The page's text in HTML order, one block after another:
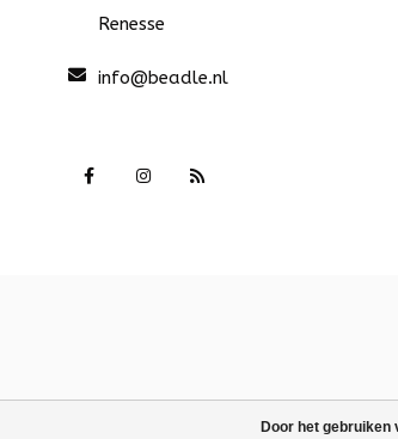
Door het gebruiken
Renesse
info@beadle.nl